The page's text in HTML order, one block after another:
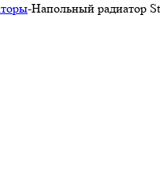
-Напольный радиатор